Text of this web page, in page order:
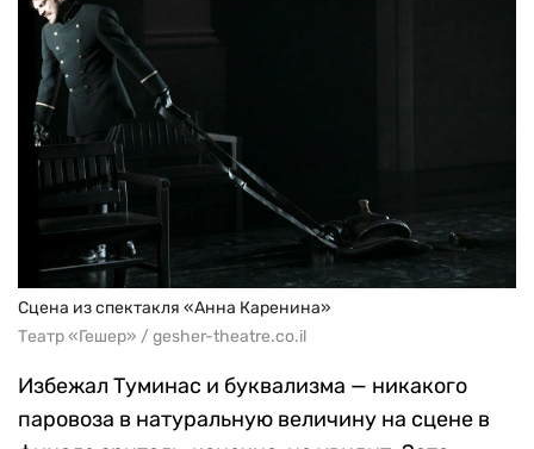
Сцена из спектакля «Анна Каренина»
Театр «Гешер» / gesher-theatre.co.il
Избежал Туминас и буквализма — никакого
паровоза в натуральную величину на сцене в